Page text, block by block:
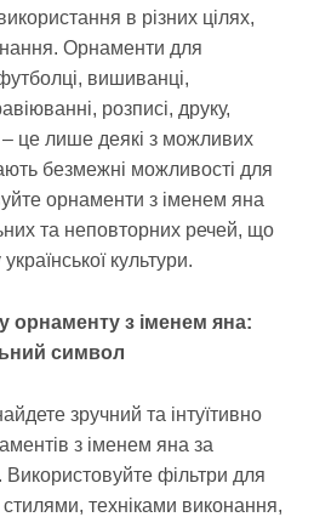
в різних цілях,
Орнаменти для
вишиванці,
розписі, друку,
– це лише деякі з можливих
безмежні можливості для
орнаменти з іменем яна
та неповторних речей, що
культури.
з іменем яна:
символ
зручний та інтуїтивно
з іменем яна за
фільтри для
техніками виконання,